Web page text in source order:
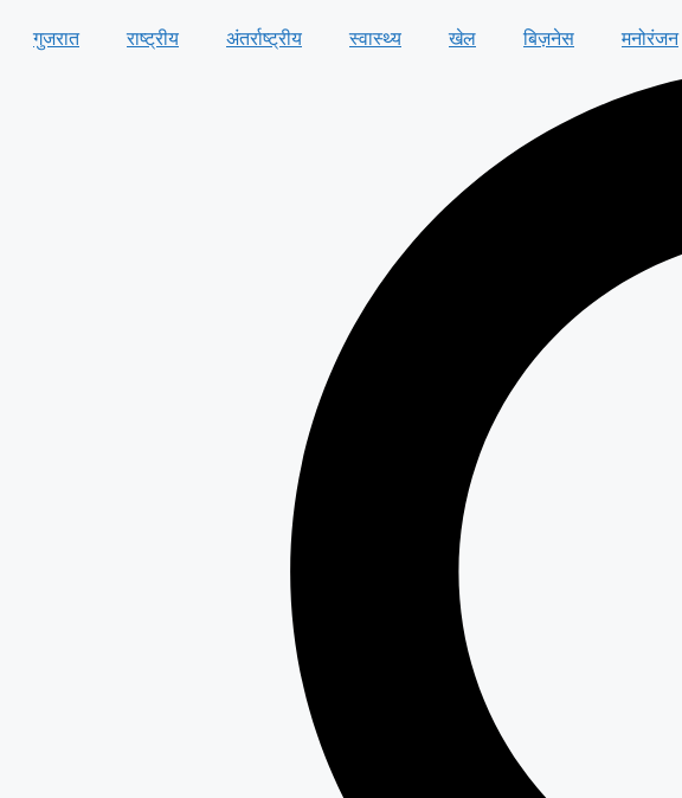
गुजरात राष्ट्रीय अंतर्राष्ट्रीय स्वास्थ्य खेल बिज़नेस मनोरंजन